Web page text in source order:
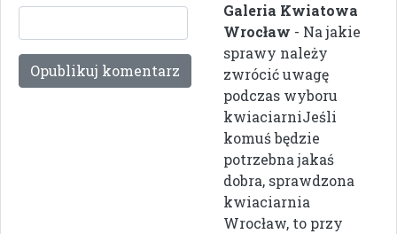
Galeria Kwiatowa
Wrocław - Na jakie
sprawy należy
zwrócić uwagę
podczas wyboru
kwiaciarniJeśli
komuś będzie
potrzebna jakaś
dobra, sprawdzona
kwiaciarnia
Wrocław, to przy